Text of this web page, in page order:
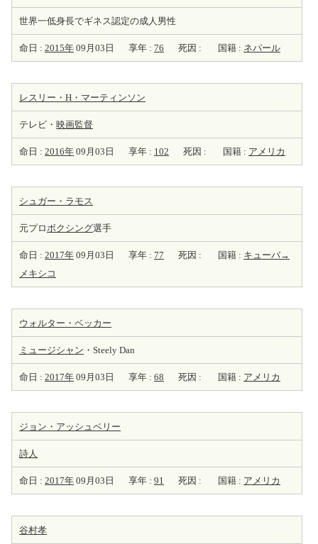
世界一低身長でギネス認定の成人男性
命日 : 2015年 09月03日 享年 : 76 死因 : 国籍 : ネパール
レスリー・H・マーティンソン
テレビ・ 映画監督
命日 : 2016年 09月03日 享年 : 102 死因 : 国籍 : アメリカ
シュガー・ラモス
元プロボクシング選手
命日 : 2017年 09月03日 享年 : 77 死因 : 国籍 : キューバ→
メキシコ
ウォルター・ベッカー
ミュージシャン ・Steely Dan
命日 : 2017年 09月03日 享年 : 68 死因 : 国籍 : アメリカ
ジョン・アッシュベリー
詩人
命日 : 2017年 09月03日 享年 : 91 死因 : 国籍 : アメリカ
谷村孝